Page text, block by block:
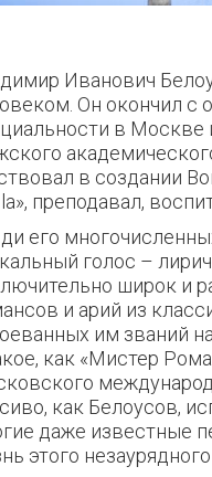
Иванович
Он окончил
в Москве
в создании
преподавал,
его
голос –
широк и
и арий из
им званий
как «Мистер
как Белоусов,
даже известные
этого